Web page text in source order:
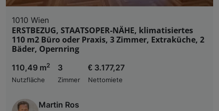
1010 Wien
ERSTBEZUG, STAATSOPER-NÄHE, klimatisiertes
110 m2 Büro oder Praxis, 3 Zimmer, Extraküche, 2
Bäder, Opernring
110,49 m2
Nutzfläche
3
Zimmer
€ 3.177,27
Nettomiete
Martin Ros